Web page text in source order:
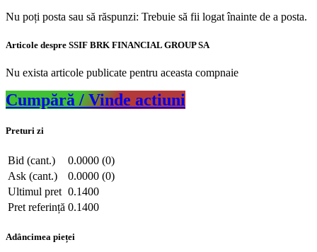
Nu poți posta sau să răspunzi: Trebuie să fii logat înainte de a posta.
Articole despre SSIF BRK FINANCIAL GROUP SA
Nu exista articole publicate pentru aceasta compnaie
Cumpără / Vinde actiuni
Preturi zi
Bid (cant.)
0.0000 (0)
Ask (cant.)
0.0000 (0)
Ultimul pret 0.1400
Pret referință 0.1400
Adâncimea pieței